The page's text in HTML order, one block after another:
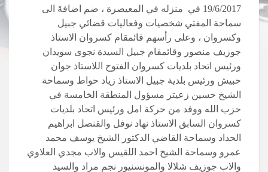
19/6/2017 في منزله في المعيصرة ، ضم اضافةَ الى
سماحة المفتي شخصيات وفعاليات قضائي جبيل
وكسروان ، وعلى رأسهم قائمقام كسروان الاستاذ
جوزيف منصور وقائمقام جبيل السيدة نجوى سويدان
ورئيس اتحاد بلديات كسروان الفتوح اللاستاذ جوان
حبيش ورئيس بلدية جبيل الاستاذ زياد حواط وسماحة
الشيخ حسين زعيتر مسؤول المنطقة الخامسة في
حزب الله ووفد من حركة امل ورئيس اتحاد بلديات
كسروان السابق الاستاذ نهاد نوفل والقنصل ابراهيم
الحداد وسماحة القاضي الدكتور الشيخ يوسف محمد
عمرو وسماحة الشيخ احمد اللقيس والاب مجدي العلاوي
والاب جوزيف شلالا والمونسنيور نجم مراد والسيد